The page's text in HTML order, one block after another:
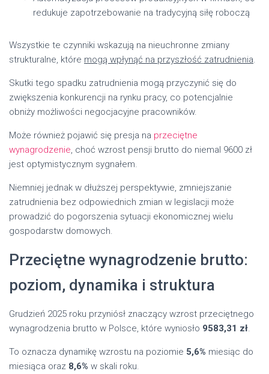
redukuje zapotrzebowanie na tradycyjną siłę roboczą
Wszystkie te czynniki wskazują na nieuchronne zmiany
strukturalne, które mogą wpłynąć na przyszłość zatrudnienia.
Skutki tego spadku zatrudnienia mogą przyczynić się do
zwiększenia konkurencji na rynku pracy, co potencjalnie
obniży możliwości negocjacyjne pracowników.
Może również pojawić się presja na przeciętne
wynagrodzenie, choć wzrost pensji brutto do niemal 9600 zł
jest optymistycznym sygnałem.
Niemniej jednak w dłuższej perspektywie, zmniejszanie
zatrudnienia bez odpowiednich zmian w legislacji może
prowadzić do pogorszenia sytuacji ekonomicznej wielu
gospodarstw domowych.
Przeciętne wynagrodzenie brutto:
poziom, dynamika i struktura
Grudzień 2025 roku przyniósł znaczący wzrost przeciętnego
wynagrodzenia brutto w Polsce, które wyniosło 9583,31 zł.
To oznacza dynamikę wzrostu na poziomie 5,6% miesiąc do
miesiąca oraz 8,6% w skali roku.